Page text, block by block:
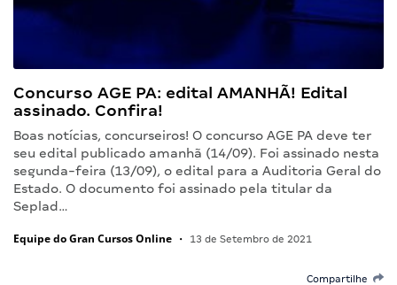
Concurso AGE PA: edital AMANHÃ! Edital
assinado. Confira!
Boas notícias, concurseiros! O concurso AGE PA deve ter
seu edital publicado amanhã (14/09). Foi assinado nesta
segunda-feira (13/09), o edital para a Auditoria Geral do
Estado. O documento foi assinado pela titular da
Seplad…
Equipe do Gran Cursos Online • 13 de Setembro de 2021
Compartilhe